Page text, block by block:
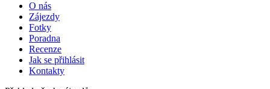
O nás
Zájezdy
Fotky
Poradna
Recenze
Jak se přihlásit
Kontakty